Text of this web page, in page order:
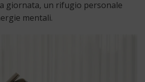
giornata, un rifugio personale
mentali.